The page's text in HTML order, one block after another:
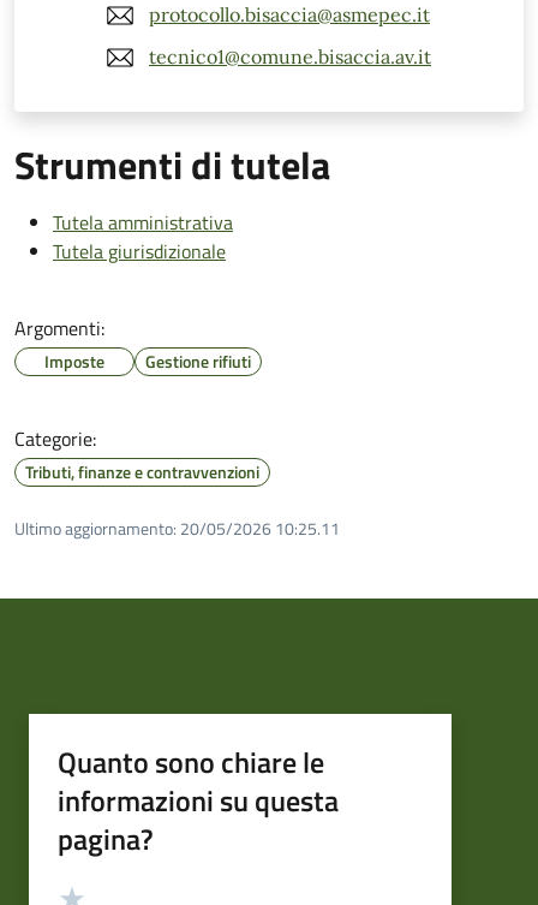
protocollo.bisaccia@asmepec.it
tecnico1@comune.bisaccia.av.it
Strumenti di tutela
Tutela amministrativa
Tutela giurisdizionale
Argomenti:
Imposte Gestione rifiuti
Categorie:
Tributi, finanze e contravvenzioni
Ultimo aggiornamento: 20/05/2026 10:25.11
Quanto sono chiare le
informazioni su questa
pagina?
Valutazione